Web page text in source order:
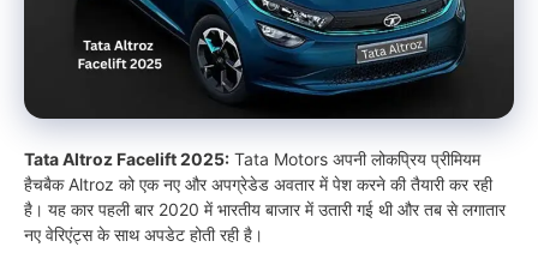
Tata Altroz Facelift 2025: Tata Motors अपनी लोकप्रिय प्रीमियम
हैचबैक Altroz को एक नए और अपग्रेडेड अवतार में पेश करने की तैयारी कर रही
है। यह कार पहली बार 2020 में भारतीय बाजार में उतारी गई थी और तब से लगातार
नए वेरिएंट्स के साथ अपडेट होती रही है।